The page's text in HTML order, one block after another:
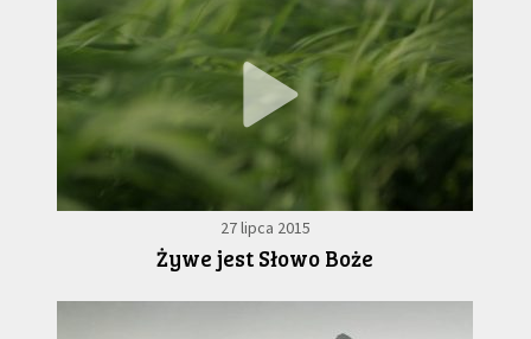
27 lipca 2015
Żywe jest Słowo Boże